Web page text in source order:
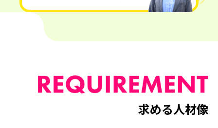
求める人材像